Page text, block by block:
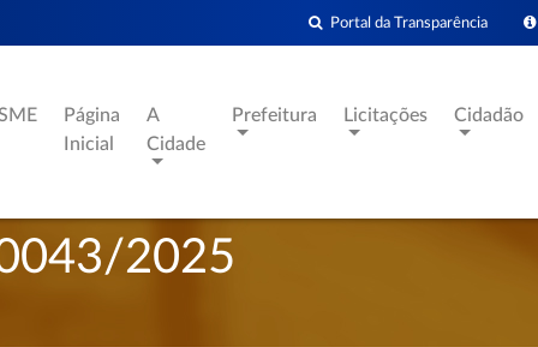
Portal da Transparência
Página
Inicial
A
Cidade
Prefeitura Licitações Cidadão
2025